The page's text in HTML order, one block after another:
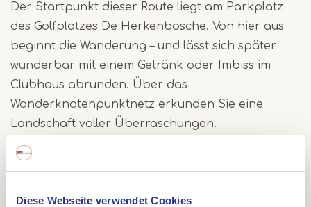
Diese Webseite verwendet Cookies
Der Startpunkt dieser Route liegt am Parkplatz
des Golfplatzes De Herkenbosche. Von hier aus
beginnt die Wanderung – und lässt sich später
wunderbar mit einem Getränk oder Imbiss im
Clubhaus abrunden. Über das
Wanderknotenpunktnetz erkunden Sie eine
Landschaft voller Überraschungen.
Dünen, Heide und Wald